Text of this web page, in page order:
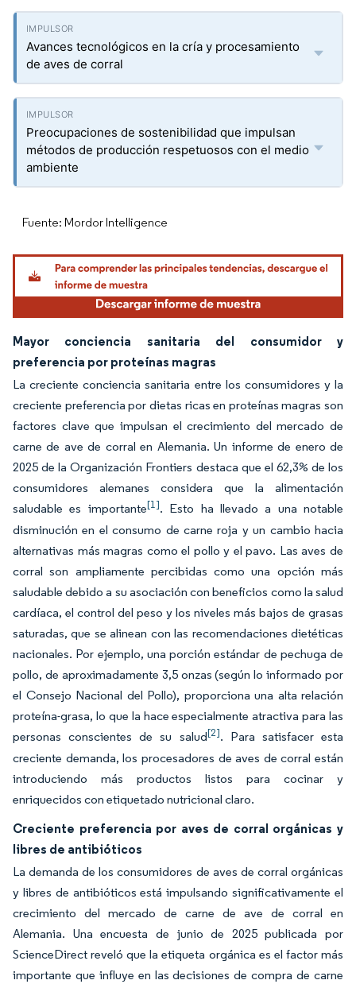
Avances tecnológicos en la cría y procesamiento
de aves de corral
Preocupaciones de sostenibilidad que impulsan
métodos de producción respetuosos con el medio
ambiente
Fuente: Mordor Intelligence
Mayor conciencia sanitaria del consumidor y
preferencia por proteínas magras
La creciente conciencia sanitaria entre los consumidores y la
creciente preferencia por dietas ricas en proteínas magras son
factores clave que impulsan el crecimiento del mercado de
carne de ave de corral en Alemania. Un informe de enero de
2025 de la Organización Frontiers destaca que el 62,3% de los
consumidores alemanes considera que la alimentación
saludable es importante[1]. Esto ha llevado a una notable
disminución en el consumo de carne roja y un cambio hacia
alternativas más magras como el pollo y el pavo. Las aves de
corral son ampliamente percibidas como una opción más
saludable debido a su asociación con beneficios como la salud
cardíaca, el control del peso y los niveles más bajos de grasas
saturadas, que se alinean con las recomendaciones dietéticas
nacionales. Por ejemplo, una porción estándar de pechuga de
pollo, de aproximadamente 3,5 onzas (según lo informado por
el Consejo Nacional del Pollo), proporciona una alta relación
proteína-grasa, lo que la hace especialmente atractiva para las
personas conscientes de su salud[2]. Para satisfacer esta
creciente demanda, los procesadores de aves de corral están
introduciendo más productos listos para cocinar y
enriquecidos con etiquetado nutricional claro.
Creciente preferencia por aves de corral orgánicas y
libres de antibióticos
La demanda de los consumidores de aves de corral orgánicas
y libres de antibióticos está impulsando significativamente el
crecimiento del mercado de carne de ave de corral en
Alemania. Una encuesta de junio de 2025 publicada por
ScienceDirect reveló que la etiqueta orgánica es el factor más
importante que influye en las decisiones de compra de carne